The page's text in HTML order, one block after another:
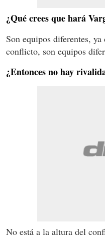
¿Qué crees que hará
Son equipos diferentes,
conflicto, son equipos
¿Entonces no hay
No está a la altura del